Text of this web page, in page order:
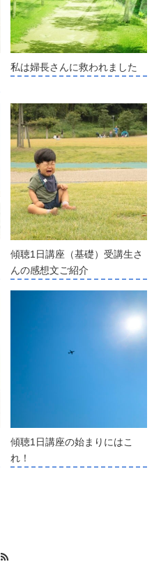
私は婦長さんに救われました
傾聴1日講座（基礎）受講生さ
んの感想文ご紹介
傾聴1日講座の始まりにはこ
れ！